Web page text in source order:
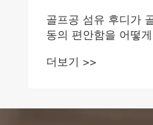
골프공 섬유 후디가
동의 편안함을 어떻
더보기 >>